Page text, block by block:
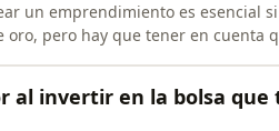
un emprendimiento es esencial
oro, pero hay que tener en cuenta
al invertir en la bolsa